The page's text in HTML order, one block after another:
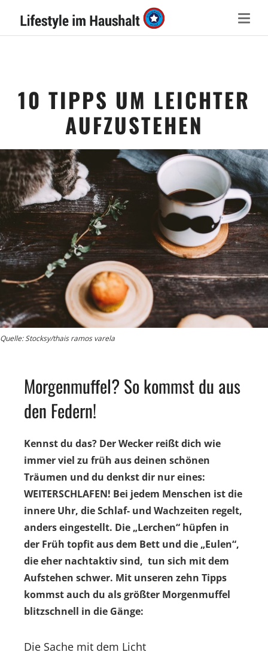
10 TIPPS UM LEICHTER
AUFZUSTEHEN
Quelle: Stocksy/thais ramos varela
Morgenmuffel? So kommst du aus
den Federn!
Kennst du das? Der Wecker reißt dich wie
immer viel zu früh aus deinen schönen
Träumen und du denkst dir nur eines:
WEITERSCHLAFEN! Bei jedem Menschen ist die
innere Uhr, die Schlaf- und Wachzeiten regelt,
anders eingestellt. Die „Lerchen“ hüpfen in
der Früh topfit aus dem Bett und die „Eulen“,
die eher nachtaktiv sind, tun sich mit dem
Aufstehen schwer. Mit unseren zehn Tipps
kommst auch du als größter Morgenmuffel
blitzschnell in die Gänge:
Die Sache mit dem Licht